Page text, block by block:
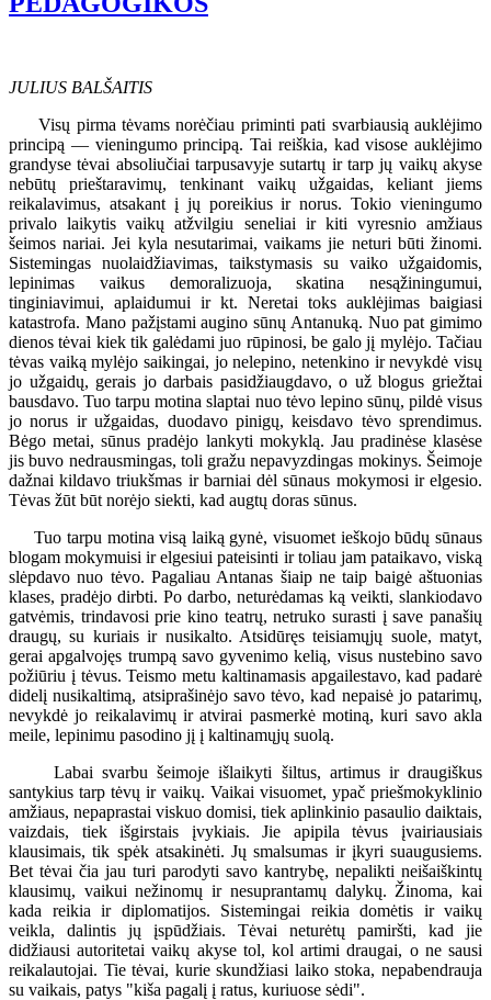
JULIUS BALŠAITIS
Visų pirma tėvams norėčiau priminti pati svarbiausią auklėjimo
principą — vieningumo principą. Tai reiškia, kad visose auklėjimo
grandyse tėvai absoliučiai tarpusavyje sutartų ir tarp jų vaikų akyse
nebūtų prieštaravimų, tenkinant vaikų užgaidas, keliant jiems
reikalavimus, atsakant į jų poreikius ir norus. Tokio vieningumo
privalo laikytis vaikų atžvilgiu seneliai ir kiti vyresnio amžiaus
šeimos nariai. Jei kyla nesutarimai, vaikams jie neturi būti žinomi.
Sistemingas nuolaidžiavimas, taikstymasis su vaiko užgaidomis,
lepinimas vaikus demoralizuoja, skatina nesąžiningumui,
tinginiavimui, aplaidumui ir kt. Neretai toks auklėjimas baigiasi
katastrofa. Mano pažįstami augino sūnų Antanuką. Nuo pat gimimo
dienos tėvai kiek tik galėdami juo rūpinosi, be galo jį mylėjo. Tačiau
tėvas vaiką mylėjo saikingai, jo nelepino, netenkino ir nevykdė visų
jo užgaidų, gerais jo darbais pasidžiaugdavo, o už blogus griežtai
bausdavo. Tuo tarpu motina slaptai nuo tėvo lepino sūnų, pildė visus
jo norus ir užgaidas, duodavo pinigų, keisdavo tėvo sprendimus.
Bėgo metai, sūnus pradėjo lankyti mokyklą. Jau pradinėse klasėse
jis buvo nedrausmingas, toli gražu nepavyzdingas mokinys. Šeimoje
dažnai kildavo triukšmas ir barniai dėl sūnaus mokymosi ir elgesio.
Tėvas žūt būt norėjo siekti, kad augtų doras sūnus.
Tuo tarpu motina visą laiką gynė, visuomet ieškojo būdų sūnaus
blogam mokymuisi ir elgesiui pateisinti ir toliau jam pataikavo, viską
slėpdavo nuo tėvo. Pagaliau Antanas šiaip ne taip baigė aštuonias
klases, pradėjo dirbti. Po darbo, neturėdamas ką veikti, slankiodavo
gatvėmis, trindavosi prie kino teatrų, netruko surasti į save panašių
draugų, su kuriais ir nusikalto. Atsidūręs teisiamųjų suole, matyt,
gerai apgalvojęs trumpą savo gyvenimo kelią, visus nustebino savo
požiūriu į tėvus. Teismo metu kaltinamasis apgailestavo, kad padarė
didelį nusikaltimą, atsiprašinėjo savo tėvo, kad nepaisė jo patarimų,
nevykdė jo reikalavimų ir atvirai pasmerkė motiną, kuri savo akla
meile, lepinimu pasodino jį į kaltinamųjų suolą.
Labai svarbu šeimoje išlaikyti šiltus, artimus ir draugiškus
santykius tarp tėvų ir vaikų. Vaikai visuomet, ypač priešmokyklinio
amžiaus, nepaprastai viskuo domisi, tiek aplinkinio pasaulio daiktais,
vaizdais, tiek išgirstais įvykiais. Jie apipila tėvus įvairiausiais
klausimais, tik spėk atsakinėti. Jų smalsumas ir įkyri suaugusiems.
Bet tėvai čia jau turi parodyti savo kantrybę, nepalikti neišaiškintų
klausimų, vaikui nežinomų ir nesuprantamų dalykų. Žinoma, kai
kada reikia ir diplomatijos. Sistemingai reikia domėtis ir vaikų
veikla, dalintis jų įspūdžiais. Tėvai neturėtų pamiršti, kad jie
didžiausi autoritetai vaikų akyse tol, kol artimi draugai, o ne sausi
reikalautojai. Tie tėvai, kurie skundžiasi laiko stoka, nepabendrauja
su vaikais, patys "kiša pagalį į ratus, kuriuose sėdi".